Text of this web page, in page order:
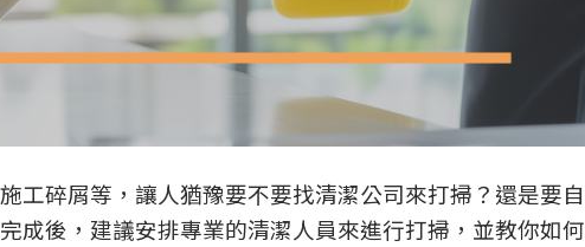
工碎屑等，讓人猶豫要不要找清潔公司來打掃？還是要自
成後，建議安排專業的清潔人員來進行打掃，並教你如何